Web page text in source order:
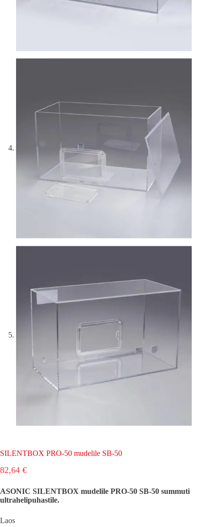
SILENTBOX PRO-50 mudelile SB-50
82,64 €
ASONIC SILENTBOX mudelile PRO-50 SB-50 summuti
ultrahelipuhastile.
Laos